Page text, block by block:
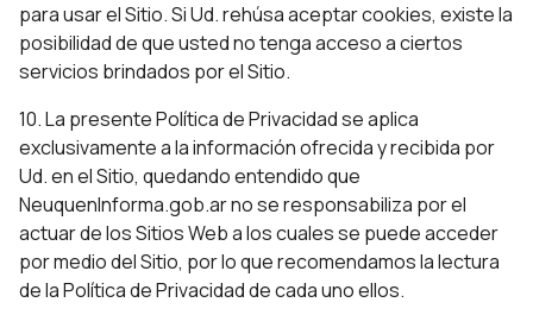
para usar el Sitio. Si Ud. rehúsa aceptar cookies, existe la
posibilidad de que usted no tenga acceso a ciertos
servicios brindados por el Sitio.
10. La presente Política de Privacidad se aplica
exclusivamente a la información ofrecida y recibida por
Ud. en el Sitio, quedando entendido que
NeuquenInforma.gob.ar no se responsabiliza por el
actuar de los Sitios Web a los cuales se puede acceder
por medio del Sitio, por lo que recomendamos la lectura
de la Política de Privacidad de cada uno ellos.